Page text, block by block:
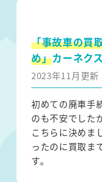
「事故車の買
め」カーネク
2023年11月更新
初めての廃車手
のも不安でした
こちらに決めま
ったのに買取ま
す。